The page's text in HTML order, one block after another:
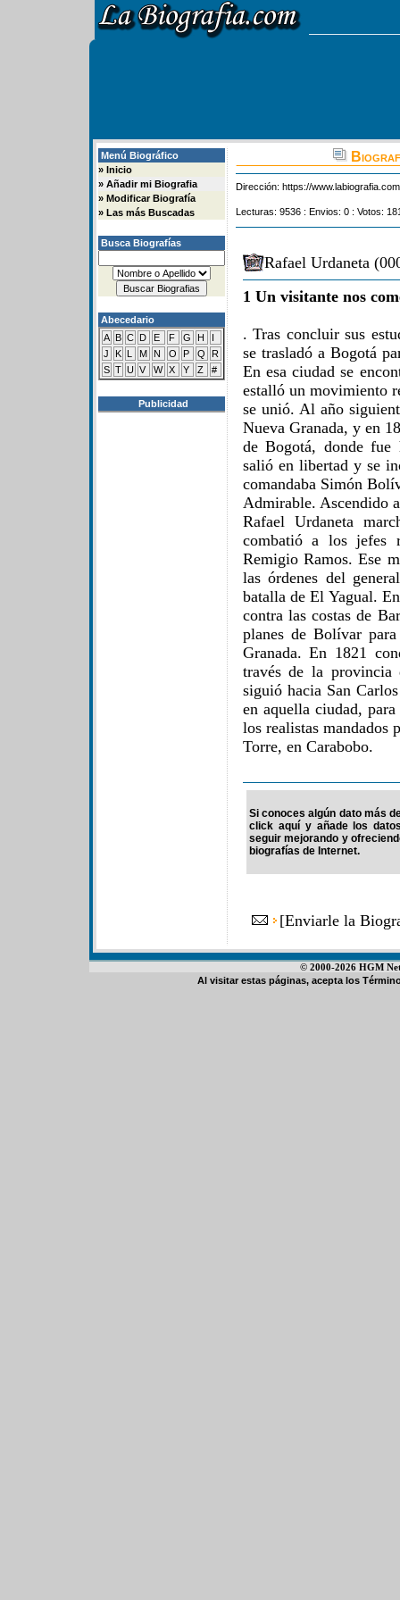
Menú Biográfico
» Inicio
» Añadir mi Biografia
» Modificar Biografía
» Las más Buscadas
Busca Biografías
Abecedario
A B C D E F G H
I
J
K L M N O P Q
R
S T U V W X Y Z #
Publicidad
Dirección: https://
Lecturas: 9536 : Envios: 0 : Votos:
Rafael Urdaneta
1 Un visitante nos
. Tras concluir sus
se trasladó a Bogotá
En esa ciudad se
estalló un movimiento
se unió. Al año
Nueva Granada, y en
de Bogotá, donde fue
salió en libertad y se
comandaba Simón
Admirable. Ascendido
Rafael Urdaneta
combatió a los jefes
Remigio Ramos. Ese
las órdenes del
batalla de El Yagual.
contra las costas de
planes de Bolívar
Granada. En 1821
través de la
siguió hacia San
en aquella ciudad,
los realistas mandados
Torre, en Carabobo.
Si conoces algún dato más
click aquí y añade los
seguir mejorando y
biografías de Internet.
[Enviarle la
© 2000-2026 HGM
Al visitar estas páginas, acepta los